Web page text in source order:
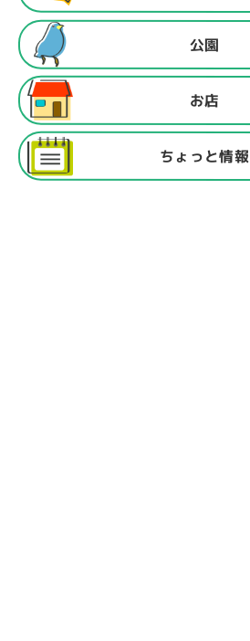
公園
お店
ちょっと情報